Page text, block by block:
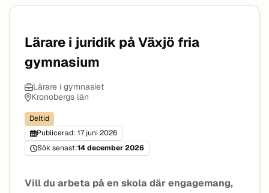
Lärare i juridik på Växjö fria
gymnasium
Lärare i gymnasiet
Kronobergs län
Deltid
Publicerad: 17 juni 2026
Sök senast:14 december 2026
Vill du arbeta på en skola där engagemang,